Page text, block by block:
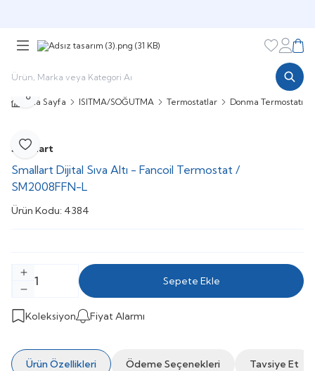
Favorilerim
Ana Sayfa ISITMA/SOĞUTMA Termostatlar Donma Termostatı
Favoriye Ekle
Paylaş
Smallart
Smallart Dijital Sıva Altı - Fancoil Termostat /
SM2008FFN-L
Ürün Kodu: 4384
Sepete Ekle
Koleksiyon Fiyat Alarmı
Ürün Özellikleri Ödeme Seçenekleri Tavsiye Et